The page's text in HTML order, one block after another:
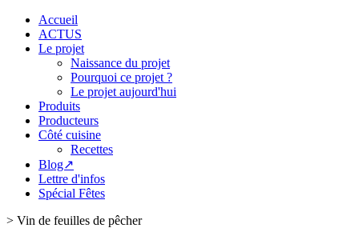
Accueil
ACTUS
Le projet
Naissance du projet
Pourquoi ce projet ?
Le projet aujourd'hui
Produits
Producteurs
Côté cuisine
Recettes
Blog↗
Lettre d'infos
Spécial Fêtes
> Vin de feuilles de pêcher